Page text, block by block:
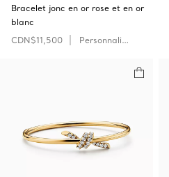
Bracelet jonc en or rose et en or
blanc
CDN$11,500
Personnaliser